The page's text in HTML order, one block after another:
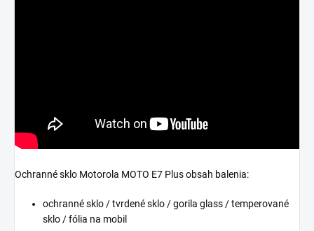
Ochranné sklo Motorola MOTO E7 Plus obsah balenia:
ochranné sklo / tvrdené sklo / gorila glass / temperované
sklo / fólia na mobil